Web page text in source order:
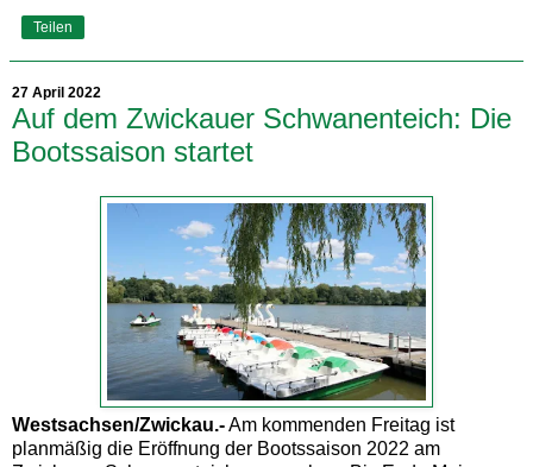
Teilen
27 April 2022
Auf dem Zwickauer Schwanenteich: Die
Bootssaison startet
Westsachsen/Zwickau.-Am kommenden Freitag ist
planmäßig die Eröffnung der Bootssaison 2022 am